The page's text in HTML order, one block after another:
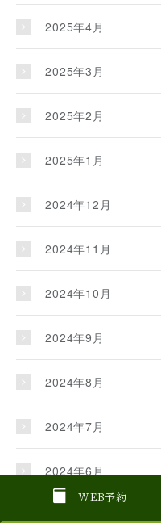
W EB予約
2025年4月
2025年3月
2025年2月
2025年1月
2024年12月
2024年11月
2024年10月
2024年9月
2024年8月
2024年7月
2024年6月